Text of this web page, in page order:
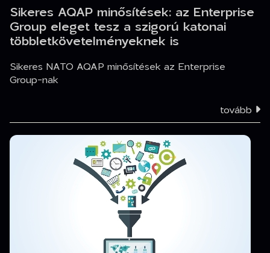
Sikeres AQAP minősítések: az Enterprise
Group eleget tesz a szigorú katonai
többletkövetelményeknek is
Sikeres NATO AQAP minősítések az Enterprise
Group-nak
tovább